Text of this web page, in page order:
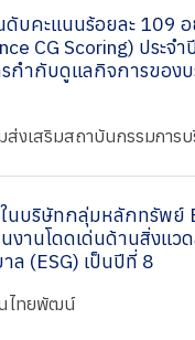
บคะแนนร้อยละ 109 อ
CG Scoring) ประจ
กำกับดูแลกิจการของ
ส่งเสริมสถาบันกรรมการ
นบริษัทกลุ่มหลักทรัพย์
งานโดดเด่นด้านสิ่งแว
ล (ESG) เป็นปีที่ 8
ไทยพัฒน์